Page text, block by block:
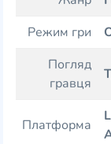
Режим гри
Погляд
гравця
Платформа